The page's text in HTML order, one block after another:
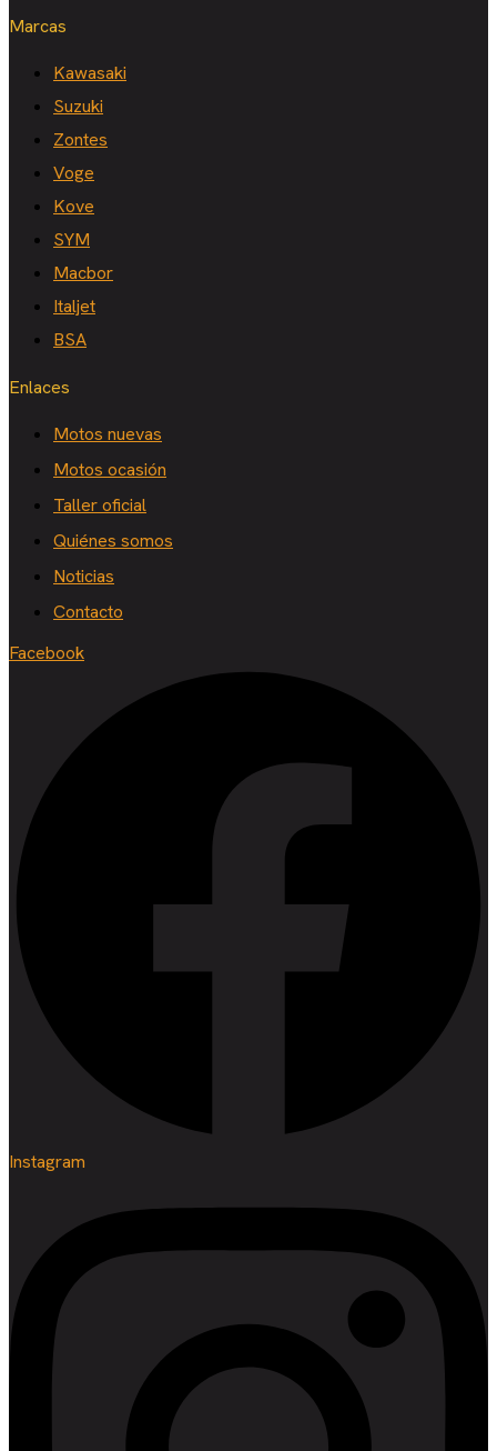
Marcas
Kawasaki
Suzuki
Zontes
Voge
Kove
SYM
Macbor
Italjet
BSA
Enlaces
Motos nuevas
Motos ocasión
Taller oficial
Quiénes somos
Noticias
Contacto
Facebook
Instagram